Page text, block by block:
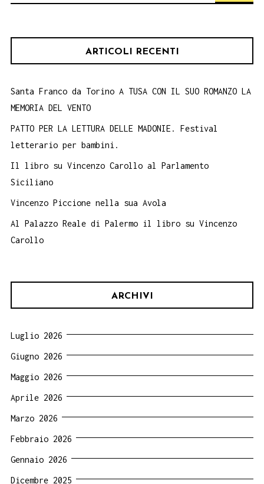
di
Giuseppe
Battaglia
ARTICOLI RECENTI
Santa Franco da Torino A TUSA CON IL SUO ROMANZO LA
MEMORIA DEL VENTO
PATTO PER LA LETTURA DELLE MADONIE. Festival
letterario per bambini.
Il libro su Vincenzo Carollo al Parlamento
Siciliano
Vincenzo Piccione nella sua Avola
Al Palazzo Reale di Palermo il libro su Vincenzo
Carollo
ARCHIVI
Luglio 2026
Giugno 2026
Maggio 2026
Aprile 2026
Marzo 2026
Febbraio 2026
Gennaio 2026
Dicembre 2025